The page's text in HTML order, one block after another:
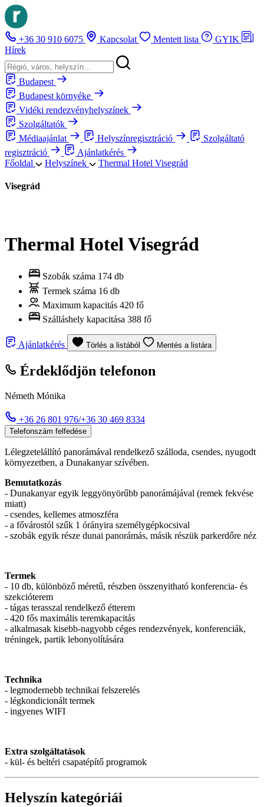
+36 30 910 6075 Kapcsolat Mentett lista
GYIK
Hírek
Budapest
Budapest környéke
Vidéki rendezvényhelyszínek
Szolgáltatók
Médiaajánlat
Helyszínregisztráció
Szolgáltató
regisztráció
Ajánlatkérés
Főoldal
Helyszínek Thermal Hotel Visegrád
Visegrád
Thermal Hotel Visegrád
Szobák száma 174 db
Termek száma 16 db
Maximum kapacitás 420 fő
Szálláshely kapacitása 388 fő
Ajánlatkérés Törlés a listából Mentés a listára
Érdeklődjön telefonon
Németh Mónika
+36 26 801 976/+36 30 469 8334
Telefonszám felfedése
Lélegzetelállító panorámával rendelkező szálloda, csendes, nyugodt
környezetben, a Dunakanyar szívében.
Bemutatkozás
- Dunakanyar egyik leggyönyörűbb panorámájával (remek fekvése
miatt)
- csendes, kellemes atmoszféra
- a fővárostól szűk 1 órányira személygépkocsival
- szobák egyik része dunai panorámás, másik részük parkerdőre néz
Termek
- 10 db, különböző méretű, részben összenyitható konferencia- és
szekcióterem
- tágas terasszal rendelkező étterem
- 420 fős maximális teremkapacitás
- alkalmasak kisebb-nagyobb céges rendezvények, konferenciák,
tréningek, partik lebonyolítására
Technika
- legmodernebb technikai felszerelés
- légkondicionált termek
- ingyenes WIFI
Extra szolgáltatások
- kül- és beltéri csapatépítő programok
Helyszín kategóriái